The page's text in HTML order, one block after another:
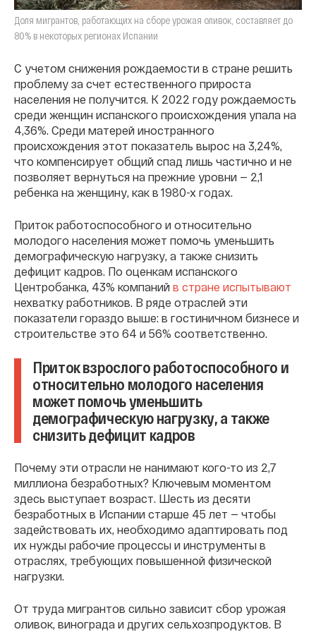
Доля мигрантов, работающих на сборе урожая оливок, составляет до
80% в некоторых регионах Испании
С учетом снижения рождаемости в стране решить
проблему за счет естественного прироста
населения не получится. К 2022 году рождаемость
среди женщин испанского происхождения упала на
4,36%. Среди матерей иностранного
происхождения этот показатель вырос на 3,24%,
что компенсирует общий спад лишь частично и не
позволяет вернуться на прежние уровни — 2,1
ребенка на женщину, как в 1980-х годах.
Приток работоспособного и относительно
молодого населения может помочь уменьшить
демографическую нагрузку, а также снизить
дефицит кадров. По оценкам испанского
Центробанка, 43% компаний в стране испытывают
нехватку работников. В ряде отраслей эти
показатели гораздо выше: в гостиничном бизнесе и
строительстве это 64 и 56% соответственно.
Приток взрослого работоспособного и
относительно молодого населения
может помочь уменьшить
демографическую нагрузку, а также
снизить дефицит кадров
Почему эти отрасли не нанимают кого-то из 2,7
миллиона безработных? Ключевым моментом
здесь выступает возраст. Шесть из десяти
безработных в Испании старше 45 лет — чтобы
задействовать их, необходимо адаптировать под
их нужды рабочие процессы и инструменты в
отраслях, требующих повышенной физической
нагрузки.
От труда мигрантов сильно зависит сбор урожая
оливок, винограда и других сельхозпродуктов. В